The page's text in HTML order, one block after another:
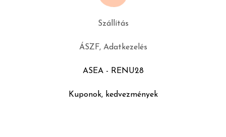
Szállítás
ÁSZF, Adatkezelés
ASEA - RENU28
Kuponok, kedvezmények